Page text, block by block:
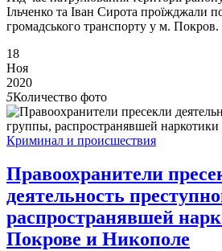
Ільченко та Іван Сирота проїжджали
громадського транспорту у м. Покров.
18
Ноя
2020
5Количество фото
Криминал и происшествия
Правоохранители
деятельность
распространявшей
Покрове и Никополе